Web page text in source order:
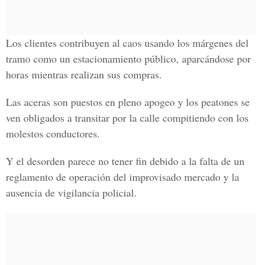
Los clientes contribuyen al caos usando los márgenes del
tramo como un estacionamiento público, aparcándose por
horas mientras realizan sus compras.
Las aceras son puestos en pleno apogeo y los peatones se
ven obligados a transitar por la calle compitiendo con los
molestos conductores.
Y el desorden parece no tener fin debido a la falta de un
reglamento de operación del improvisado mercado y la
ausencia de vigilancia policial.